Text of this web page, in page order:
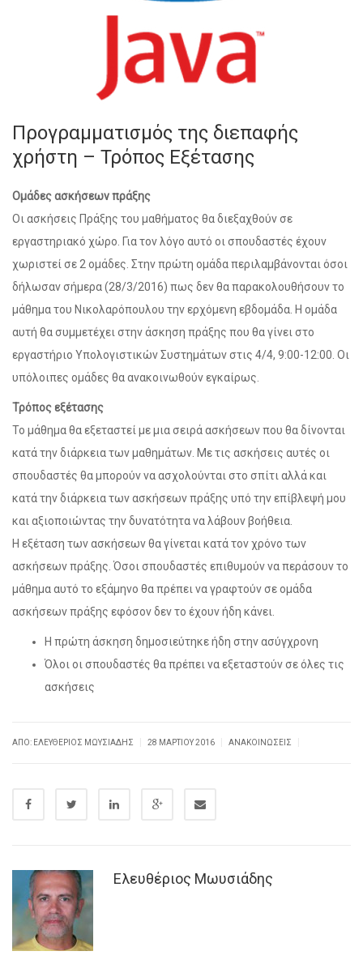
Προγραμματισμός της διεπαφής
χρήστη – Τρόπος Εξέτασης
Ομάδες ασκήσεων πράξης
Οι ασκήσεις Πράξης του μαθήματος θα διεξαχθούν σε
εργαστηριακό χώρο. Για τον λόγο αυτό οι σπουδαστές έχουν
χωριστεί σε 2 ομάδες. Στην πρώτη ομάδα περιλαμβάνονται όσοι
δήλωσαν σήμερα (28/3/2016) πως δεν θα παρακολουθήσουν το
μάθημα του Νικολαρόπουλου την ερχόμενη εβδομάδα. Η ομάδα
αυτή θα συμμετέχει στην άσκηση πράξης που θα γίνει στο
εργαστήριο Υπολογιστικών Συστημάτων στις 4/4, 9:00-12:00. Οι
υπόλοιπες ομάδες θα ανακοινωθούν εγκαίρως.
Τρόπος εξέτασης
Το μάθημα θα εξεταστεί με μια σειρά ασκήσεων που θα δίνονται
κατά την διάρκεια των μαθημάτων. Με τις ασκήσεις αυτές οι
σπουδαστές θα μπορούν να ασχολούνται στο σπίτι αλλά και
κατά την διάρκεια των ασκήσεων πράξης υπό την επίβλεψή μου
και αξιοποιώντας την δυνατότητα να λάβουν βοήθεια.
Η εξέταση των ασκήσεων θα γίνεται κατά τον χρόνο των
ασκήσεων πράξης. Όσοι σπουδαστές επιθυμούν να περάσουν το
μάθημα αυτό το εξάμηνο θα πρέπει να γραφτούν σε ομάδα
ασκήσεων πράξης εφόσον δεν το έχουν ήδη κάνει.
Η πρώτη άσκηση δημοσιεύτηκε ήδη στην ασύγχρονη
Όλοι οι σπουδαστές θα πρέπει να εξεταστούν σε όλες τις
ασκήσεις
ΑΠΌ: ΕΛΕΥΘΈΡΙΟΣ ΜΩΥΣΙΆΔΗΣ 28 ΜΑΡΤΊΟΥ 2016 ΑΝΑΚΟΙΝΏΣΕΙΣ
Ελευθέριος Μωυσιάδης